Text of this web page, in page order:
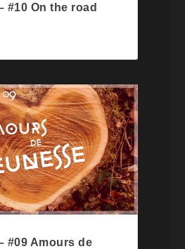
#10 On the road
#09 Amours de